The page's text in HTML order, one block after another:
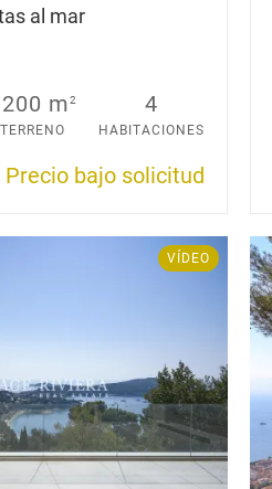
al mar
m2
TERRENO
4
HABITACIONES
Precio bajo solicitud
VÍDEO